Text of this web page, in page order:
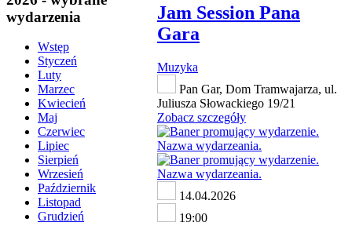
wydarzenia
Wstęp
Styczeń
Luty
Marzec
Kwiecień
Maj
Czerwiec
Lipiec
Sierpień
Wrzesień
Październik
Listopad
Grudzień
Jam Session Pana
Gara
Muzyka
Pan Gar, Dom Tramwajarza, ul.
Juliusza Słowackiego 19/21
Zobacz szczegóły
14.04.2026
19:00